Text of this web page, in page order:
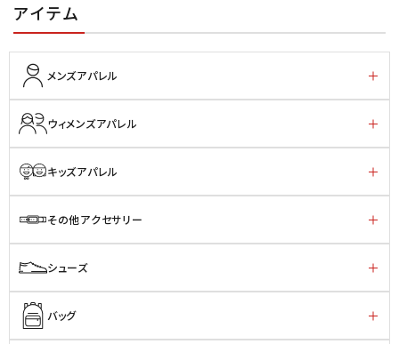
アイテム
メンズアパレル
ウィメンズアパレル
キッズアパレル
その他アクセサリー
シューズ
バッグ